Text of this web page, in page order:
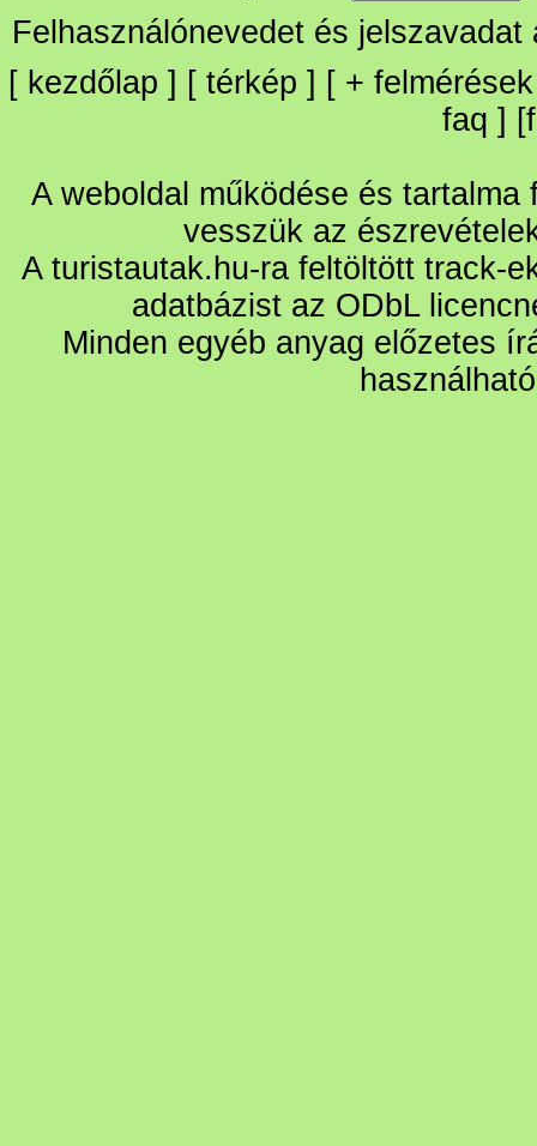
Felhasználónevedet és
[ kezdőlap ] [ térkép ] [ + felmérések
faq ] [
A weboldal működése és
vesszük az
A turistautak.hu-ra feltöltött track-
adatbázist az ODbL
Minden egyéb anyag előzetes